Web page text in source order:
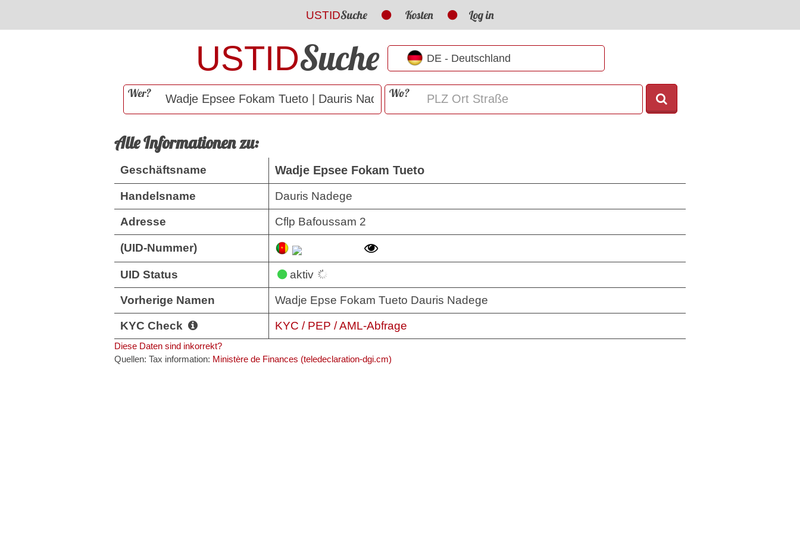
USTIDSuche Kosten Log in
USTIDSuche
Wer? Wo?
Alle Informationen zu:
Geschäftsname Wadje Epsee Fokam Tueto
Handelsname Dauris Nadege
Adresse Cflp Bafoussam 2
(UID-Nummer)
UID Status aktiv
Vorherige Namen Wadje Epse Fokam Tueto Dauris Nadege
KYC Check KYC / PEP / AML-Abfrage
Diese Daten sind inkorrekt?
Quellen: Tax information: Ministère de Finances (teledeclaration-dgi.cm)